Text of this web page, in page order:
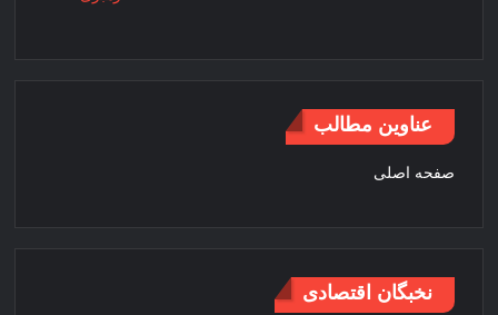
عناوین مطالب
صفحه اصلی
نخبگان اقتصادی